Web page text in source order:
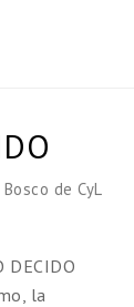
de CyL
DECIDO
la